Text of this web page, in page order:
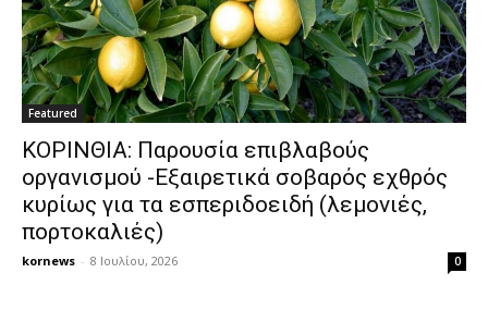
Featured
ΚΟΡΙΝΘΙΑ: Παρουσία επιβλαβούς
οργανισμού -Εξαιρετικά σοβαρός εχθρός
κυρίως για τα εσπεριδοειδή (λεμονιές,
πορτοκαλιές)
kornews - 8 Ιουλίου, 2026 0